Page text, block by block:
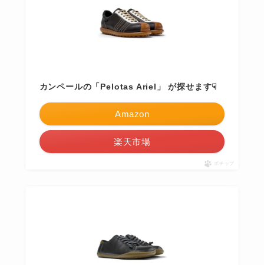
カンペールの「Pelotas Ariel」 が探せます☟
Amazon
楽天市場
ポチップ